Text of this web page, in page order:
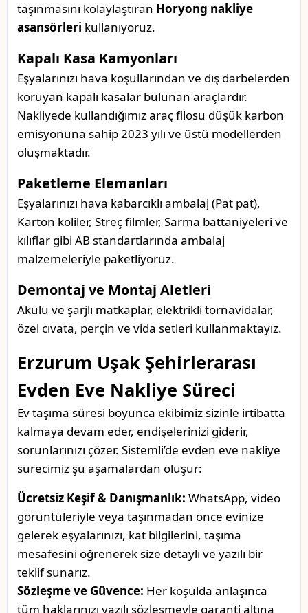
taşınmasını kolaylaştıran Horyong nakliye
asansörleri kullanıyoruz.
Kapalı Kasa Kamyonları
Eşyalarınızı hava koşullarından ve dış darbelerden
koruyan kapalı kasalar bulunan araçlardır.
Nakliyede kullandığımız araç filosu düşük karbon
emisyonuna sahip 2023 yılı ve üstü modellerden
oluşmaktadır.
Paketleme Elemanları
Eşyalarınızı hava kabarcıklı ambalaj (Pat pat),
Karton koliler, Streç filmler, Sarma battaniyeleri ve
kılıflar gibi AB standartlarında ambalaj
malzemeleriyle paketliyoruz.
Demontaj ve Montaj Aletleri
Akülü ve şarjlı matkaplar, elektrikli tornavidalar,
özel cıvata, perçin ve vida setleri kullanmaktayız.
Erzurum Uşak Şehirlerarası
Evden Eve Nakliye Süreci
Ev taşıma süresi boyunca ekibimiz sizinle irtibatta
kalmaya devam eder, endişelerinizi giderir,
sorunlarınızı çözer. Sistemli’de evden eve nakliye
sürecimiz şu aşamalardan oluşur:
Ücretsiz Keşif & Danışmanlık: WhatsApp, video
görüntüleriyle veya taşınmadan önce evinize
gelerek eşyalarınızı, kat bilgilerini, taşıma
mesafesini öğrenerek size detaylı ve yazılı bir
teklif sunarız.
Sözleşme ve Güvence: Her koşulda anlaşınca
tüm haklarınızı yazılı sözleşmeyle garanti altına